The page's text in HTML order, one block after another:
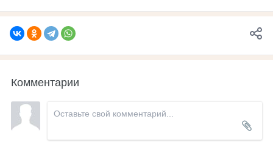
Комментарии